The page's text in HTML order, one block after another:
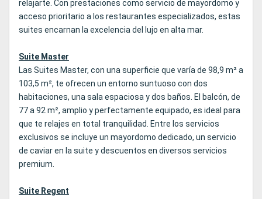
relajarte. Con prestaciones como servicio de mayordomo y
acceso prioritario a los restaurantes especializados, estas
suites encarnan la excelencia del lujo en alta mar.
Suite Master
Las Suites Master, con una superficie que varía de 98,9 m² a
103,5 m², te ofrecen un entorno suntuoso con dos
habitaciones, una sala espaciosa y dos baños. El balcón, de
77 a 92 m², amplio y perfectamente equipado, es ideal para
que te relajes en total tranquilidad. Entre los servicios
exclusivos se incluye un mayordomo dedicado, un servicio
de caviar en la suite y descuentos en diversos servicios
premium.
Suite Regent